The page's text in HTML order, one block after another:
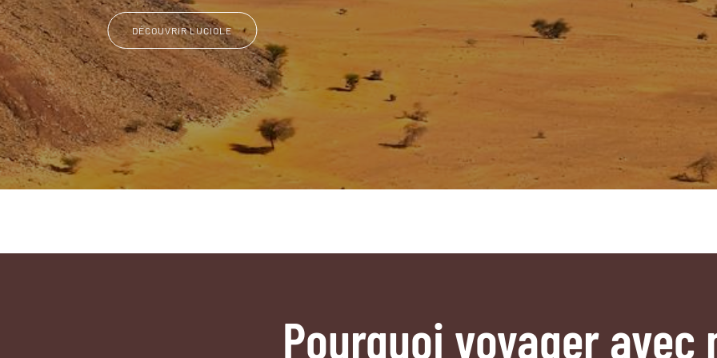
DÉCOUVRIR LUCIOLE
Pourquoi voyager avec